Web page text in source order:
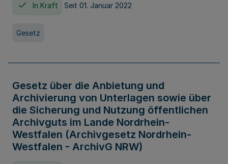
In Kraft Seit 01. Januar 2022
Gesetz
Gesetz über die Anbietung und
Archivierung von Unterlagen sowie über
die Sicherung und Nutzung öffentlichen
Archivguts im Lande Nordrhein-
Westfalen (Archivgesetz Nordrhein-
Westfalen - ArchivG NRW)